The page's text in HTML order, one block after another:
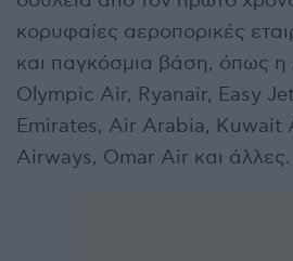
κορυφαίες αεροπορικές
και παγκόσμια βάση, όπως
Olympic Air, Ryanair, Easy
Emirates, Air Arabia, Kuwait
Airways, Omar Air και άλλες.